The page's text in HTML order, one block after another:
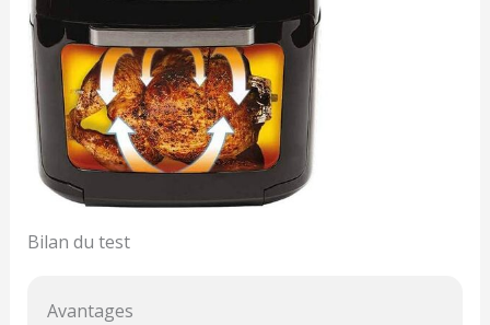
Bilan du test
Avantages